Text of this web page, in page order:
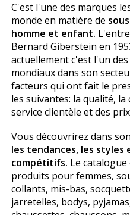
C'est l'une des marques
monde en matière de
homme et enfant.
Bernard Giberstein en
actuellement c'est l'un
mondiaux dans son
facteurs qui ont fait le
les suivantes: la qualité,
service clientèle et des
Vous découvrirez dans
les tendances, les styles
compétitifs. Le
produits pour femmes,
collants, mis-bas,
jarretelles, bodys,